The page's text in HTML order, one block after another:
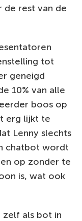
rest van de
tot
geneigd
10% van alle
boos op
erg lijkt te
Lenny slechts
chatbot wordt
op zonder te
is, wat ook
zelf als bot in